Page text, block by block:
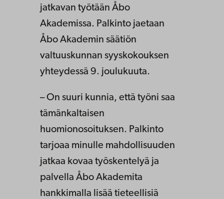
jatkavan työtään Åbo
Akademissa. Palkinto jaetaan
Åbo Akademin säätiön
valtuuskunnan syyskokouksen
yhteydessä 9. joulukuuta.
– On suuri kunnia, että työni saa
tämänkaltaisen
huomionosoituksen. Palkinto
tarjoaa minulle mahdollisuuden
jatkaa kovaa työskentelyä ja
palvella Åbo Akademita
hankkimalla lisää tieteellisiä